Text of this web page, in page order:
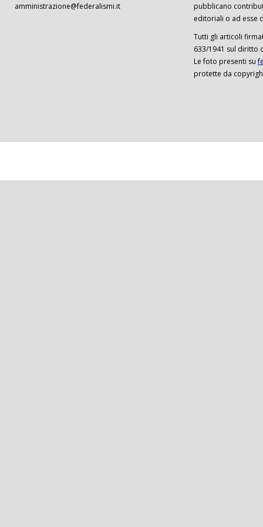
amministrazione@federalismi.it
pubblicano
editoriali o ad esse
Tutti gli articoli
633/1941 sul diritto
Le foto presenti su
protette da